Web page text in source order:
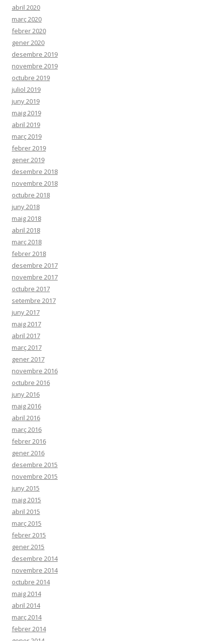
abril 2020
març 2020
febrer 2020
gener 2020
desembre 2019
novembre 2019
octubre 2019
juliol 2019
juny 2019
maig 2019
abril 2019
març 2019
febrer 2019
gener 2019
desembre 2018
novembre 2018
octubre 2018
juny 2018
maig 2018
abril 2018
març 2018
febrer 2018
desembre 2017
novembre 2017
octubre 2017
setembre 2017
juny 2017
maig 2017
abril 2017
març 2017
gener 2017
novembre 2016
octubre 2016
juny 2016
maig 2016
abril 2016
març 2016
febrer 2016
gener 2016
desembre 2015
novembre 2015
juny 2015
maig 2015
abril 2015
març 2015
febrer 2015
gener 2015
desembre 2014
novembre 2014
octubre 2014
maig 2014
abril 2014
març 2014
febrer 2014